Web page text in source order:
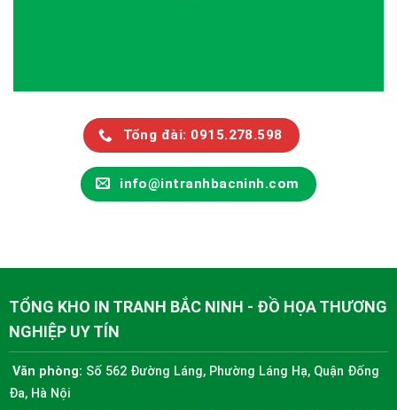
Tổng đài: 0915.278.598
info@intranhbacninh.com
TỔNG KHO IN TRANH BẮC NINH - ĐỒ HỌA THƯƠNG
NGHIỆP UY TÍN
Văn phòng: Số 562 Đường Láng, Phường Láng Hạ, Quận Đống
Đa, Hà Nội